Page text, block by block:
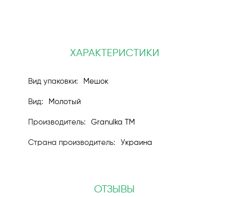
ХАРАКТЕРИСТИКИ
Мешок
Молотый
Granulka TM
Украина
ОТЗЫВЫ